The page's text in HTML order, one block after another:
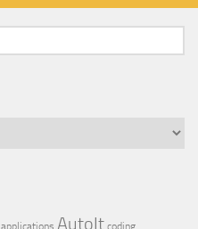
applications AutoIt coding